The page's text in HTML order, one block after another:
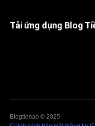
Tải ứng dụng Blog
Blogtienao © 2025